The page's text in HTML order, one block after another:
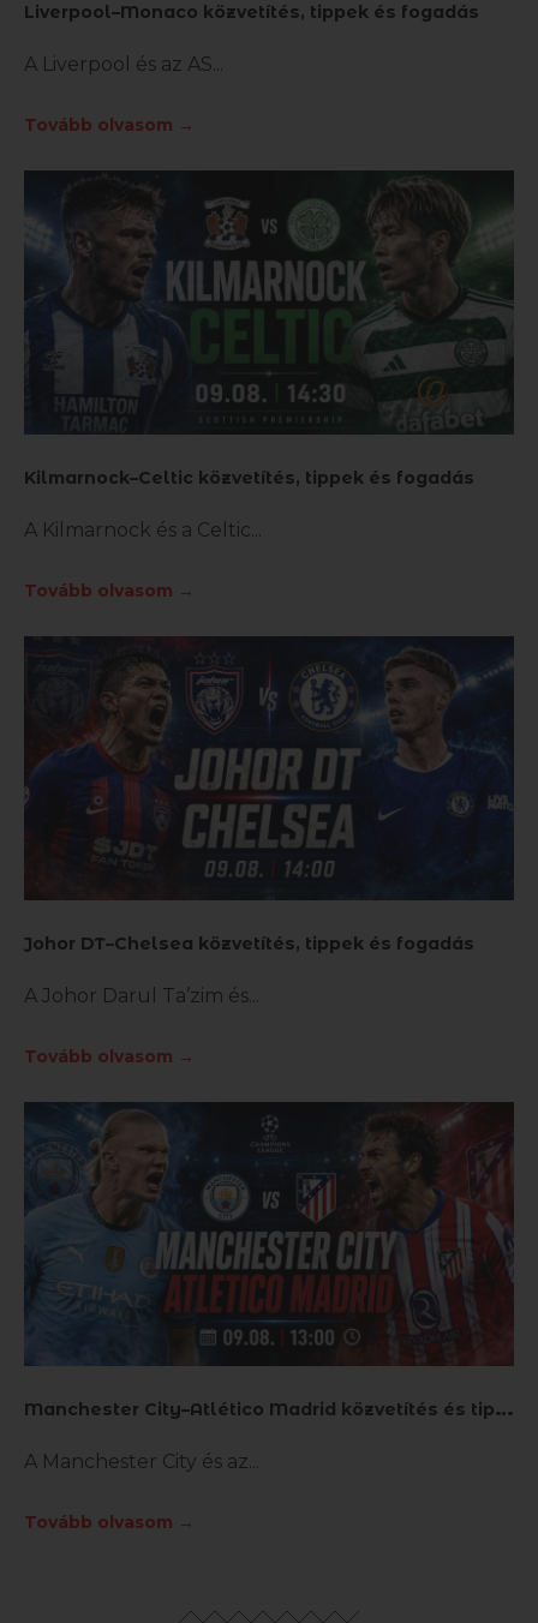
Liverpool–Monaco közvetítés, tippek és fogadás
A Liverpool és az AS
Tovább olvasom →
Kilmarnock–Celtic közvetítés, tippek és fogadás
A Kilmarnock és a Celtic
Tovább olvasom →
Johor DT–Chelsea közvetítés, tippek és fogadás
A Johor Darul Ta’zim és
Tovább olvasom →
M
anchester City–Atlético Madrid közvetítés és tippek
A Manchester City és az
Tovább olvasom →